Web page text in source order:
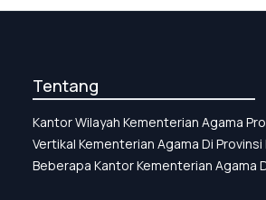
Tentang
Kantor Wilayah Kementerian Agama
Vertikal Kementerian Agama Di
Beberapa Kantor Kementerian Agama